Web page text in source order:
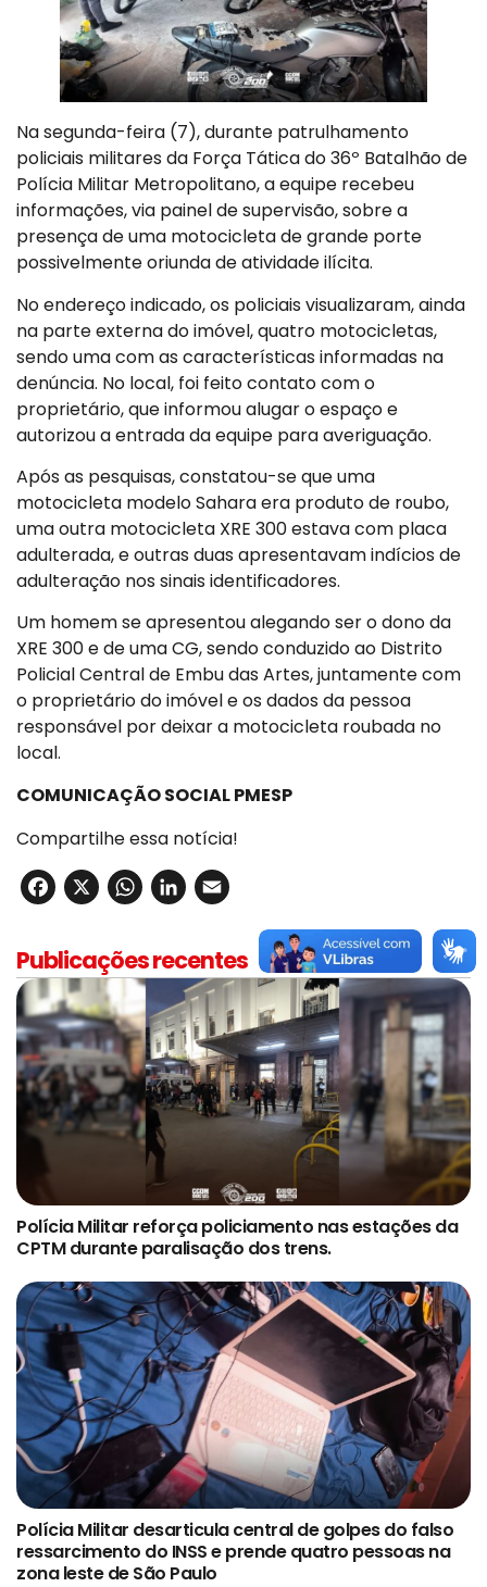
Na segunda-feira (7), durante patrulhamento
policiais militares da Força Tática do 36º Batalhão de
Polícia Militar Metropolitano, a equipe recebeu
informações, via painel de supervisão, sobre a
presença de uma motocicleta de grande porte
possivelmente oriunda de atividade ilícita.
No endereço indicado, os policiais visualizaram, ainda
na parte externa do imóvel, quatro motocicletas,
sendo uma com as características informadas na
denúncia. No local, foi feito contato com o
proprietário, que informou alugar o espaço e
autorizou a entrada da equipe para averiguação.
Após as pesquisas, constatou-se que uma
motocicleta modelo Sahara era produto de roubo,
uma outra motocicleta XRE 300 estava com placa
adulterada, e outras duas apresentavam indícios de
adulteração nos sinais identificadores.
Um homem se apresentou alegando ser o dono da
XRE 300 e de uma CG, sendo conduzido ao Distrito
Policial Central de Embu das Artes, juntamente com
o proprietário do imóvel e os dados da pessoa
responsável por deixar a motocicleta roubada no
local.
COMUNICAÇÃO SOCIAL PMESP
Compartilhe essa notícia!
Facebook
X WhatsApp
LinkedIn
Publicações recentes
Polícia Militar reforça policiamento nas estações da
CPTM durante paralisação dos trens.
Polícia Militar desarticula central de golpes do falso
ressarcimento do INSS e prende quatro pessoas na
zona leste de São Paulo